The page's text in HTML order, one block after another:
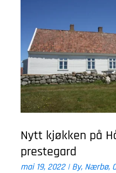
Nytt kjøkken på
prestegard
mai 19, 2022|By, Nærbø,